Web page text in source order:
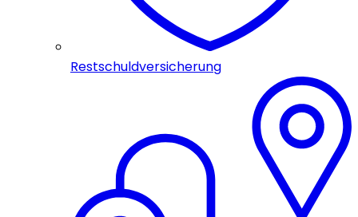
Restschuldversicherung